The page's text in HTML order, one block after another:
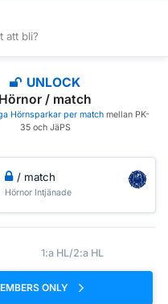
att bli?
UNLOCK
Hörnor / match
Hörnsparkar per matchmellan PK-
35 och JäPS
/ match
Hörnor Intjänade
1:a HL/2:a HL
ONLY